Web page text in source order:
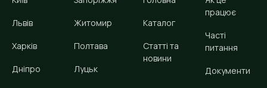
Львів
Харків
Дніпро
Житомир
Полтава
Луцьк
Каталог
Статті та
новини
працює
Часті
питання
Документи